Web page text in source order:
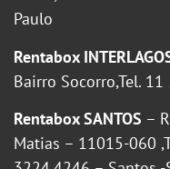
Paulo
Rentabox
Bairro Socorro,Tel.
Rentabox SANTOS –
Matias – 11015-060